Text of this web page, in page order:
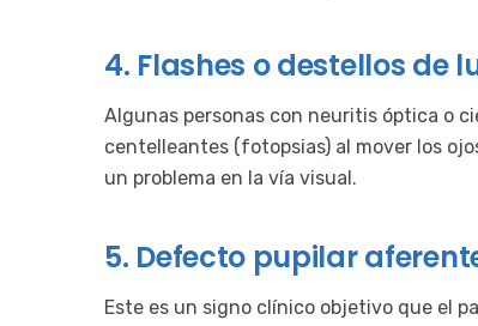
4. Flashes o destellos de
Algunas personas con neuritis óptica o
centelleantes (fotopsias) al mover los
un problema en la vía visual.
5. Defecto pupilar
Este es un signo clínico objetivo que el